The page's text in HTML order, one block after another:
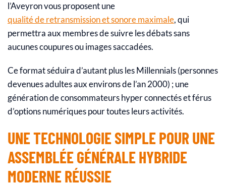
l’Aveyron vous proposent une
qualité de retransmission et sonore maximale, qui
permettra aux membres de suivre les débats sans
aucunes coupures ou images saccadées.
Ce format séduira d’autant plus les Millennials (personnes
devenues adultes aux environs de l’an 2000) ; une
génération de consommateurs hyper connectés et férus
d’options numériques pour toutes leurs activités.
UNE TECHNOLOGIE SIMPLE POUR UNE
ASSEMBLÉE GÉNÉRALE HYBRIDE
MODERNE RÉUSSIE